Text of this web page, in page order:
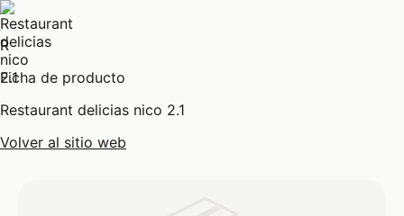
R
Ficha de producto
Restaurant delicias nico 2.1
Volver al sitio web